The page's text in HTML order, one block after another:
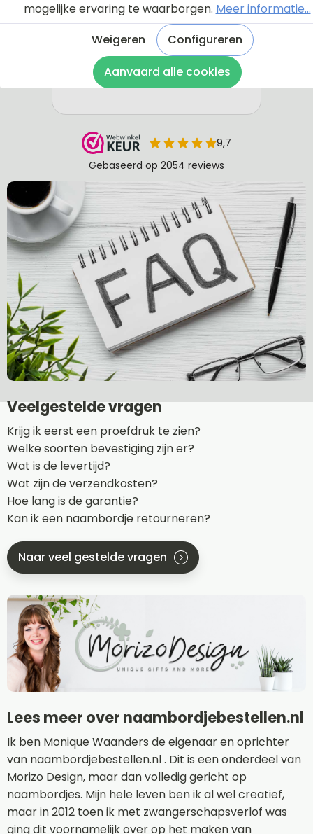
Veelgestelde vragen
Krijg ik eerst een proefdruk te zien?
Welke soorten bevestiging zijn er?
Wat is de levertijd?
Wat zijn de verzendkosten?
Hoe lang is de garantie?
Kan ik een naambordje retourneren?
Naar veel gestelde vragen
Lees meer over naambordjebestellen.nl
Ik ben Monique Waanders de eigenaar en oprichter
van naambordjebestellen.nl . Dit is een onderdeel van
Morizo Design, maar dan volledig gericht op
naambordjes. Mijn hele leven ben ik al wel creatief,
maar in 2012 toen ik met zwangerschapsverlof was
ging dit voornamelijk over op het maken van
mogelijke ervaring te waarborgen. Meer informatie...
Weigeren
Configureren
Aanvaard alle cookies